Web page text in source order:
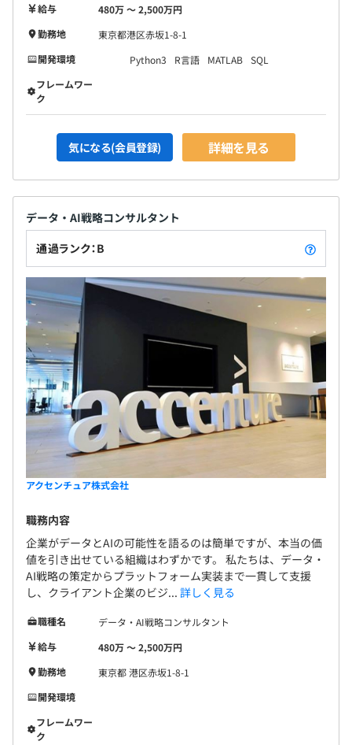
給与
480万 〜 2,500万円
勤務地
東京都港区赤坂1-8-1
開発環境
Python3 R言語 MATLAB SQL
フレームワー
ク
気になる(会員登録) 詳細を見る
データ・AI戦略コンサルタント
通過ランク：B
アクセンチュア株式会社
職務内容
企業がデータとAIの可能性を語るのは簡単ですが、本当の価
値を引き出せている組織はわずかです。 私たちは、データ・
AI戦略の策定からプラットフォーム実装まで一貫して支援
し、クライアント企業のビジ... 詳しく見る
職種名
データ・AI戦略コンサルタント
給与
480万 〜 2,500万円
勤務地
東京都 港区赤坂1-8-1
開発環境
フレームワー
ク